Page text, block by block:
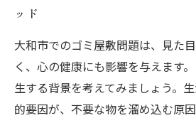
ッド
大和市でのゴミ屋敷問題は、見た
く、心の健康にも影響を与えます
生する背景を考えてみましょう。
的要因が、不要な物を溜め込む原